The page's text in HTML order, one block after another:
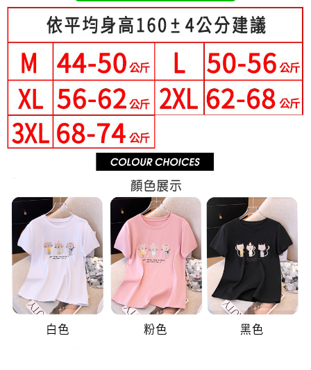
1.分期款項不併入電信帳單，「大哥付你分期」於每月結算日後寄送繳費提
醒簡訊。
2.透過簡訊連結打開帳單後，可選擇「超商條碼／台灣大直營門市／銀行轉
帳／街口支付／iPASS MONEY」等通路繳費。
【注意事項】
1.本服務係由「台灣大哥大股份有限公司」（以下簡稱本公司）所提供，讓
用戶於交易時，得透過本服務購買商品或服務，並由商店將買賣／分期付款
買賣價金債權讓與本公司後，依約使用本公司帳單繳交帳款。
2.基於同意付款使用「大哥付你分期」之契約關係目的，商店將以您的個人
資料（包含姓名、電話或地址）提供予台灣大哥大進項蒐集、處理及利用，
由本公司與您本人進行分期帳單所需資料之確認、核對及更正。
3.完整用戶服務條款，請詳閱以下連結：https://oppay.tw/userRule
【「AFTEE先享後付」結帳流程】
１．於結帳方式選擇「AFTEE先享後付」後，將跳轉至「AFTEE先享後付」
結帳頁面，進行簡訊認證並確認金額後，即可完成結帳。
３．收到繳費通知簡訊後14天內，點擊此簡訊中的連結，可透過四大超商／
ATM／網路銀行／等多元方式進行付款，方視為交易完成。
※ 請注意：結帳手續完成當下不需立刻繳費，但若您需要取消訂單，請聯絡
購買商品的店家。未經商家同意取消之訂單仍視為有效，需透過AFTEE先享
後付繳納相關費用。
※ 交易是否成功請以「AFTEE先享後付 」之結帳頁面顯示為準，若有關於
是否繳費成功／繳費後需取消欲退款等相關疑問，請聯繫「AFTEE先享後付
客戶支援中心」https://netprotections.freshdesk.com/support/home
１．透過由恩沛科技股份有限公司提供之「AFTEE先享後付」服務完成之交
易，需依本服務之必要範圍內提供個人資料，並將交易相關給付款項請求債
權轉讓予恩沛科技股份有限公司。
２．關於個人資料處理事宜，請瀏覽以下網址：
https://aftee.tw/terms/#terms3
３．未成年的使用者請事先徵得法定代理人或監護人之同意方可使用
「AFTEE先享後付」，若未經同意申辦者引起之損失，本公司不負相關責
任。
４．使用「AFTEE先享後付」時，將依據個別帳號之用戶狀況，依本公司即
時審查核予不同之上限額度；若仍有額度不足之情形，本公司將視審查結果
請求用戶進行身份認證。
５．嚴禁一人註冊多個帳號或使用他人資訊註冊。若發現惡意使用之情形，
恩沛科技股份有限公司將有權停止該用戶之使用額度並採取法律行動。
運送方式
全家付款取貨
每筆NT$80，滿NT$699(含以上)免運費
付款後全家取貨
每筆NT$80，滿NT$699(含以上)免運費
付款後萊爾富取貨
每筆NT$80，滿NT$699(含以上)免運費
每筆NT$80，滿NT$699(含以上)免運費
付款後7-11取貨
每筆NT$80，滿NT$699(含以上)免運費
宅配
每筆NT$70，滿NT$699(含以上)免運費
離島-郵局寄送